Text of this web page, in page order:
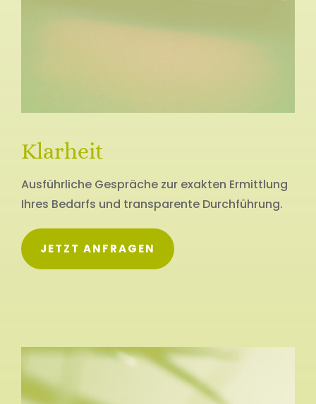
Klarheit
Ausführliche Gespräche zur exakten Ermittlung
Ihres Bedarfs und transparente Durchführung.
JETZT ANFRAGEN